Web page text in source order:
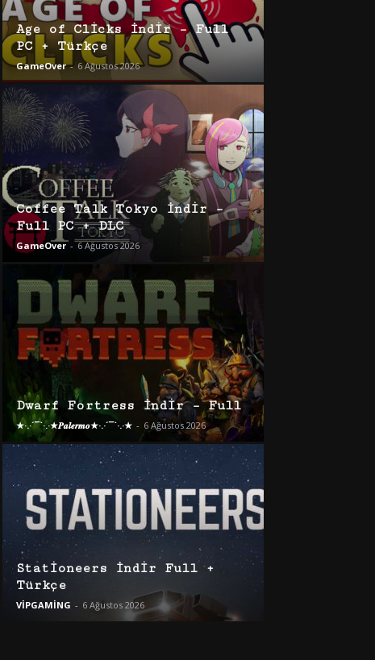
Age of Clicks İndir – Full
PC + Türkçe
GameOver - 6 Ağustos 2026
Coffee Talk Tokyo İndir –
Full PC + DLC
GameOver - 6 Ağustos 2026
Dwarf Fortress İndir – Full
★·.·´¯`·.·★𝑷𝒂𝒍𝒆𝒓𝒎𝒐★·.·´¯`·.·★ - 6 Ağustos 2026
Stationeers İndir Full +
Türkçe
VİPGAMİNG - 6 Ağustos 2026